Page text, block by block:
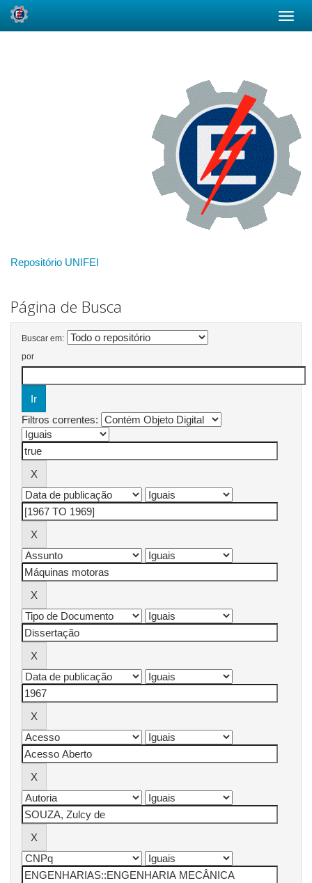
Repositório UNIFEI
Página de Busca
Buscar em:
por
Filtros correntes: